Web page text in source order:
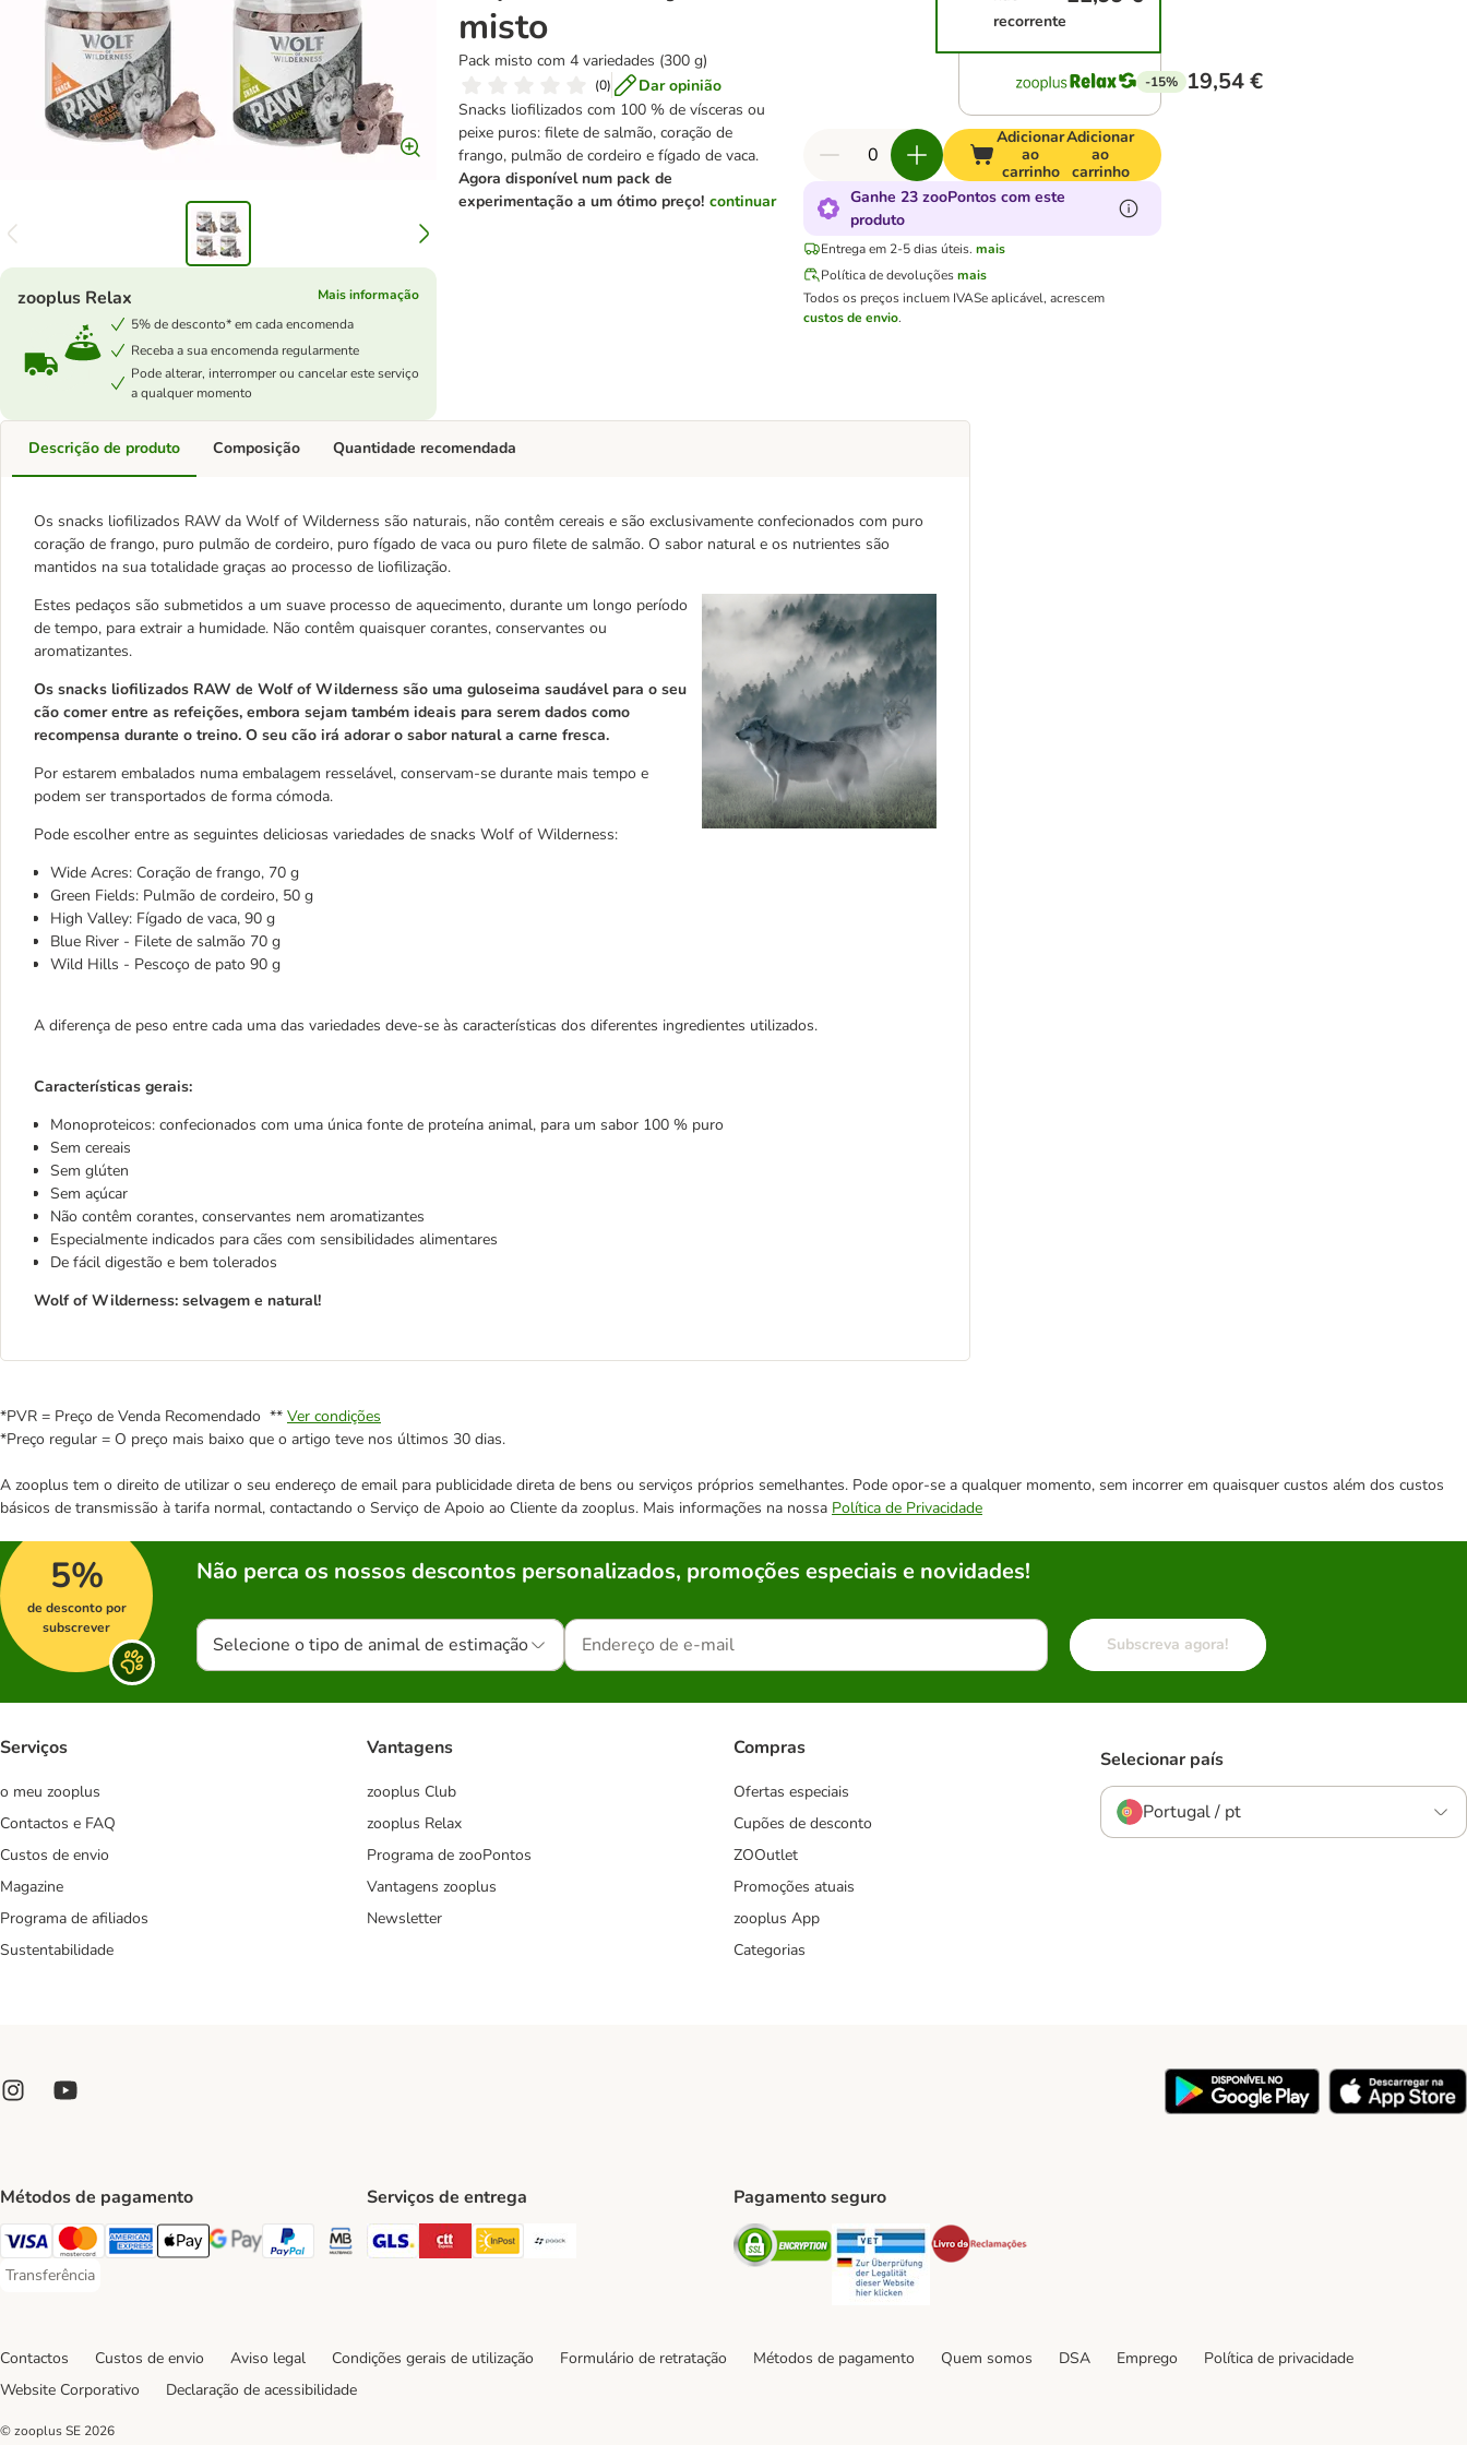
misto
Pack misto com 4 variedades (300 g)
(0)
Dar opinião
Snacks liofilizados com 100 % de vísceras ou
peixe puros: filete de salmão, coração de
frango, pulmão de cordeiro e fígado de vaca.
Agora disponível num pack de
experimentação a um ótimo preço! continuar
zooplus Relax
Mais informação
5% de desconto* em cada encomenda
Receba a sua encomenda regularmente
Pode alterar, interromper ou cancelar este serviço
a qualquer momento
recorrente
-15% 19,54 €
Adicionar
ao
carrinho
Adicionar
ao
carrinho
Ganhe 23 zooPontos com este
produto
Entrega em 2-5 dias úteis. mais
Política de devoluçõesmais
Todos os preços incluem IVASe aplicável, acrescem
custos de envio.
Descrição de produto
Os snacks liofilizados RAW da Wolf of Wilderness são naturais, não contêm cereais e são exclusivamente confecionados com puro
coração de frango, puro pulmão de cordeiro, puro fígado de vaca ou puro filete de salmão. O sabor natural e os nutrientes são
mantidos na sua totalidade graças ao processo de liofilização.
Estes pedaços são submetidos a um suave processo de aquecimento, durante um longo período
de tempo, para extrair a humidade. Não contêm quaisquer corantes, conservantes ou
aromatizantes.
Os snacks liofilizados RAW de Wolf of Wilderness são uma guloseima saudável para o seu
cão comer entre as refeições, embora sejam também ideais para serem dados como
recompensa durante o treino. O seu cão irá adorar o sabor natural a carne fresca.
Por estarem embalados numa embalagem resselável, conservam-se durante mais tempo e
podem ser transportados de forma cómoda.
Pode escolher entre as seguintes deliciosas variedades de snacks Wolf of Wilderness:
Wide Acres: Coração de frango, 70 g
Green Fields: Pulmão de cordeiro, 50 g
High Valley: Fígado de vaca, 90 g
Blue River - Filete de salmão 70 g
Wild Hills - Pescoço de pato 90 g
A diferença de peso entre cada uma das variedades deve-se às características dos diferentes ingredientes utilizados.
Características gerais:
Monoproteicos: confecionados com uma única fonte de proteína animal, para um sabor 100 % puro
Sem cereais
Sem glúten
Sem açúcar
Não contêm corantes, conservantes nem aromatizantes
Especialmente indicados para cães com sensibilidades alimentares
De fácil digestão e bem tolerados
Wolf of Wilderness: selvagem e natural!
Composição Quantidade recomendada
*PVR = Preço de Venda Recomendado ** Ver condições
*Preço regular = O preço mais baixo que o artigo teve nos últimos 30 dias.
A zooplus tem o direito de utilizar o seu endereço de email para publicidade direta de bens ou serviços próprios semelhantes. Pode opor-se a qualquer momento, sem incorrer em quaisquer custos além dos custos
básicos de transmissão à tarifa normal, contactando o Serviço de Apoio ao Cliente da zooplus. Mais informações na nossa Política de Privacidade
5%
de desconto por
subscrever
Não perca os nossos descontos personalizados, promoções especiais e novidades!
Selecione o tipo de animal de estimação Subscreva agora!
Serviços
o meu zooplus
Contactos e FAQ
Custos de envio
Magazine
Programa de afiliados
Sustentabilidade
Vantagens
zooplus Club
zooplus Relax
Programa de zooPontos
Vantagens zooplus
Newsletter
Compras
Ofertas especiais
Cupões de desconto
ZOOutlet
Promoções atuais
zooplus App
Categorias
Selecionar país
Portugal / pt
Métodos de pagamento
Visa Payment Method
Mastercard Payment Method
American Express Payment Method
Apple Pay Payment Method
Google Pay Payment Method
PayPal Payment Method
Multibanco Payment Method
Transferência
Transferência Payment Method
Serviços de entrega
GLS Shipping Method
CTTExpress Shipping Method
InPost Shipping Method
Paack Shipping Method
Pagamento seguro
Security Security
Contactos Custos de envio Aviso legal Condições gerais de utilização Formulário de retratação Métodos de pagamento Quem somos DSA Emprego
Política de privacidade
Website Corporativo
Declaração de acessibilidade
© zooplus SE 2026